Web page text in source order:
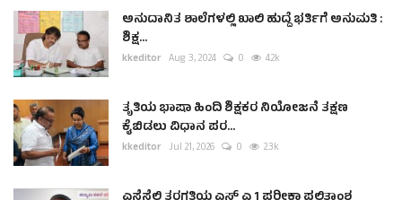
ಅನುದಾನಿತ ಶಾಲೆಗಳಲ್ಲಿ ಖಾಲಿ ಹುದ್ದೆ ಭರ್ತಿಗೆ ಅನುಮತಿ :
ಶಿಕ್ಷ...
kkeditor Aug 3, 2024 0 4.2k
ತೃತಿಯ ಭಾಷಾ ಹಿಂದಿ ಶಿಕ್ಷಕರ ನಿಯೋಜನೆ ತಕ್ಷಣ
ಕೈಬಿಡಲು ವಿಧಾನ ಪರ...
kkeditor Jul 21, 2026 0 2.3k